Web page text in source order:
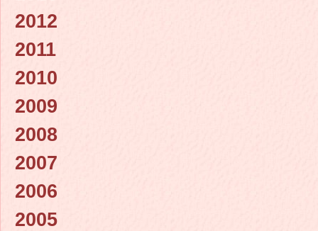
2012
2011
2010
2009
2008
2007
2006
2005